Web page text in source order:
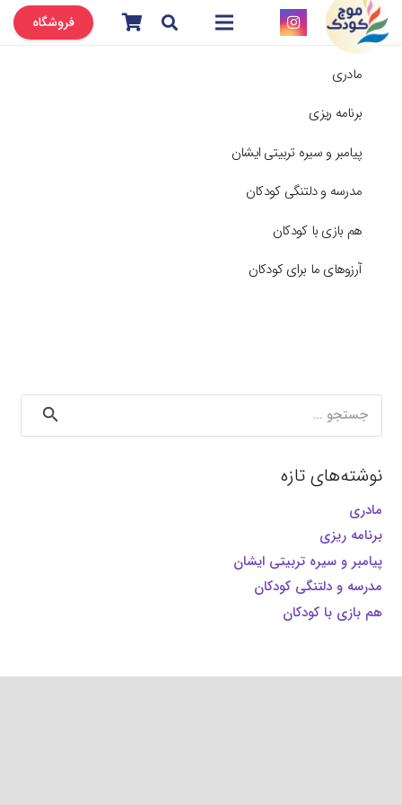
فروشگاه
مادری
برنامه ریزی
پیامبر و سیره تربیتی ایشان
مدرسه و دلتنگی کودکان
هم بازی با کودکان
آرزوهای ما برای کودکان
برای:
نوشته‌های تازه
مادری
برنامه ریزی
پیامبر و سیره تربیتی ایشان
مدرسه و دلتنگی کودکان
هم بازی با کودکان